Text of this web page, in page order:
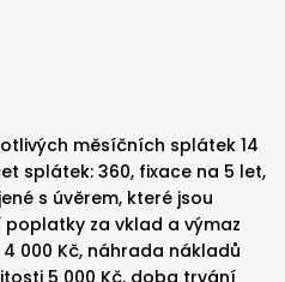
měsíčních splátek 14
splátek: 360, fixace na 5 let,
s úvěrem, které jsou
za vklad a výmaz
000 Kč, náhrada nákladů
5 000 Kč, doba trvání